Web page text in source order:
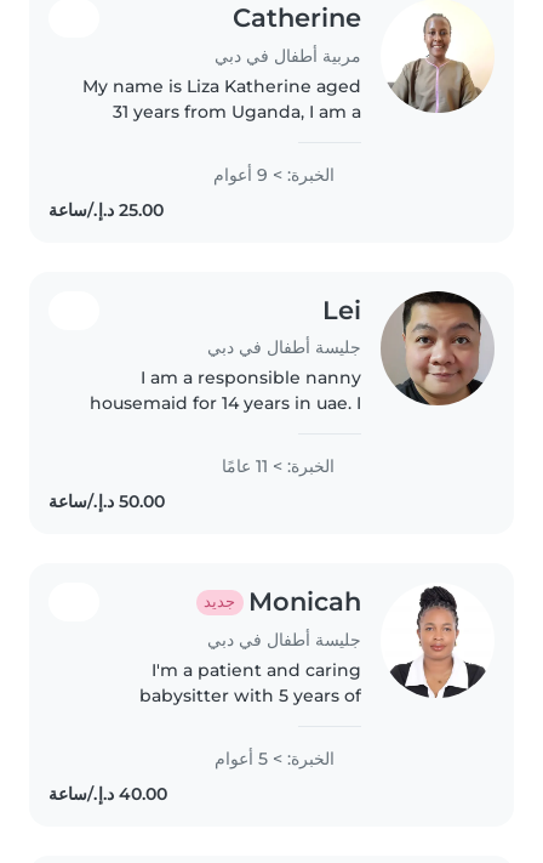
Catherine
مربية أطفال في دبي
My name is Liza Katherine aged
31 years from Uganda, I am a
childcare and taking care of
people with special needs. I have
الخبرة: > 9 أعوام
Lei
جليسة أطفال في دبي
I am a responsible nanny
housemaid for 14 years in uae. I
till 6 years of age. I love kids and i
love playing with them making
الخبرة: > 11 عامًا
Monicah جديد
جليسة أطفال في دبي
I'm a patient and caring
babysitter with 5 years of
toddlers through teenagers. I
adapt activities like reading and
crafts to keep kids engaged and
الخبرة: > 5 أعوام